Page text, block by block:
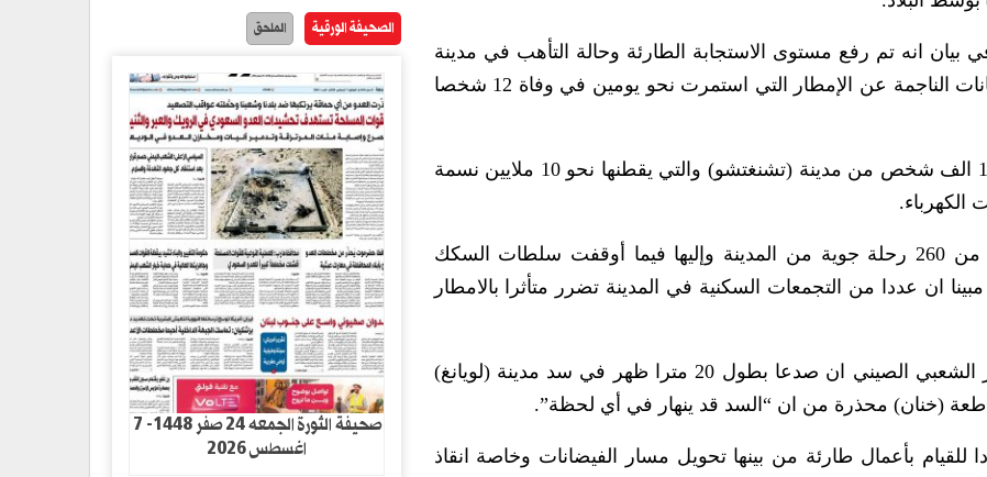
بيان انه تم رفع مستوى الاستجابة الطارئة وحالة التأهب في مدينة
(تشنغتشو) الى المستوى الأول اثر تسبب الفيضانات الناجمة عن الإمطار التي استمرت نحو يومين في وفاة 12 شخصا
وأضاف ان سلطات المدينة قامت بإجلاء نحو 100 الف شخص من مدينة (تشنغتشو) والتي يقطنها نحو 10 ملايين نسمة
وأوضح المركز ان مطار (تشنغتشو) ألغى اكثر من 260 رحلة جوية من المدينة وإليها فيما أوقفت سلطات السكك
ان عددا من التجمعات السكنية في المدينة تضرر متأثرا بالامطار
من جانبها ذكرت القيادة الإقليمية لجيش التحرير الشعبي الصيني ان صدعا بطول 20 مترا ظهر في سد مدينة (لويانغ)
(خنان) محذرة من ان “السد قد ينهار في أي لحظة”.
للقيام بأعمال طارئة من بينها تحويل مسار الفيضانات وخاصة انقاذ
الصحيفة الورقية الملحق
صحيفة الثورة الجمعه 24 صفر 1448- 7
اغسطس 2026